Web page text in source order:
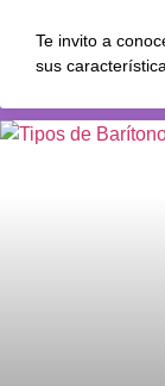
Te invito a
sus